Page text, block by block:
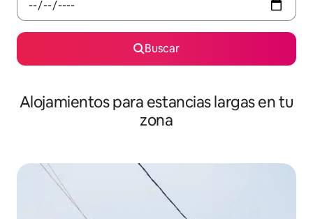
Buscar
Alojamientos para estancias largas en tu
zona